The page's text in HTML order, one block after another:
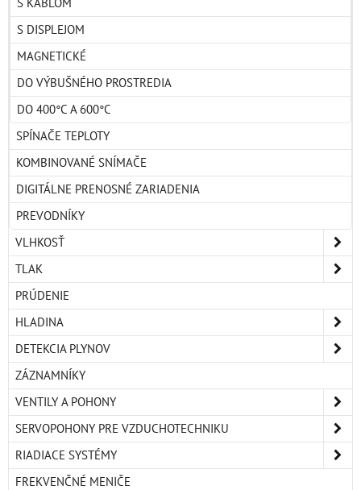
S DISPLEJOM
MAGNETICKÉ
DO VÝBUŠNÉHO PROSTREDIA
DO 400°C A 600°C
SPÍNAČE TEPLOTY
KOMBINOVANÉ SNÍMAČE
DIGITÁLNE PRENOSNÉ ZARIADENIA
PREVODNÍKY
VLHKOSŤ
TLAK
PRÚDENIE
HLADINA
DETEKCIA PLYNOV
ZÁZNAMNÍKY
VENTILY A POHONY
SERVOPOHONY PRE VZDUCHOTECHNIKU
RIADIACE SYSTÉMY
FREKVENČNÉ MENIČE